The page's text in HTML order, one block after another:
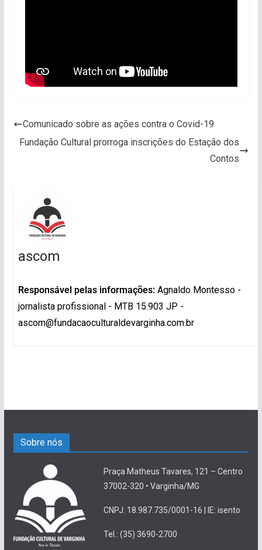
Comunicado sobre as ações contra o Covid-19
Fundação Cultural prorroga inscrições do Estação dos
Contos
ascom
Responsável pelas informações:Agnaldo Montesso -
jornalista profissional - MTB 15.903 JP -
ascom@fundacaoculturaldevarginha.com.br
Sobre nós
Praça Matheus Tavares, 121 – Centro
37002-320 • Varginha/MG
CNPJ: 18.987.735/0001-16 | IE: isento
Tel.: (35) 3690-2700